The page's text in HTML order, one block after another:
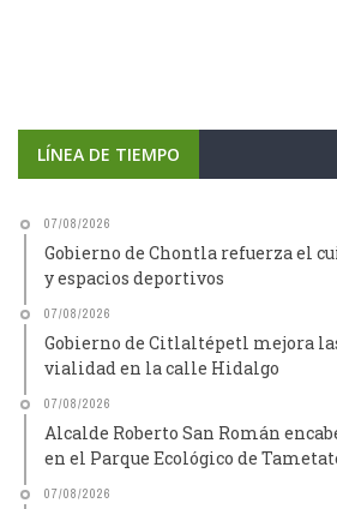
LÍNEA DE TIEMPO
07/08/2026
Gobierno de Chontla refuerza el
y espacios deportivos
07/08/2026
Gobierno de Citlaltépetl mejora
vialidad en la calle Hidalgo
07/08/2026
Alcalde Roberto San Román
en el Parque Ecológico de
07/08/2026